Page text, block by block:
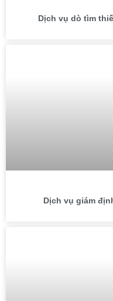
Dịch vụ dò tìm
Dịch vụ giám